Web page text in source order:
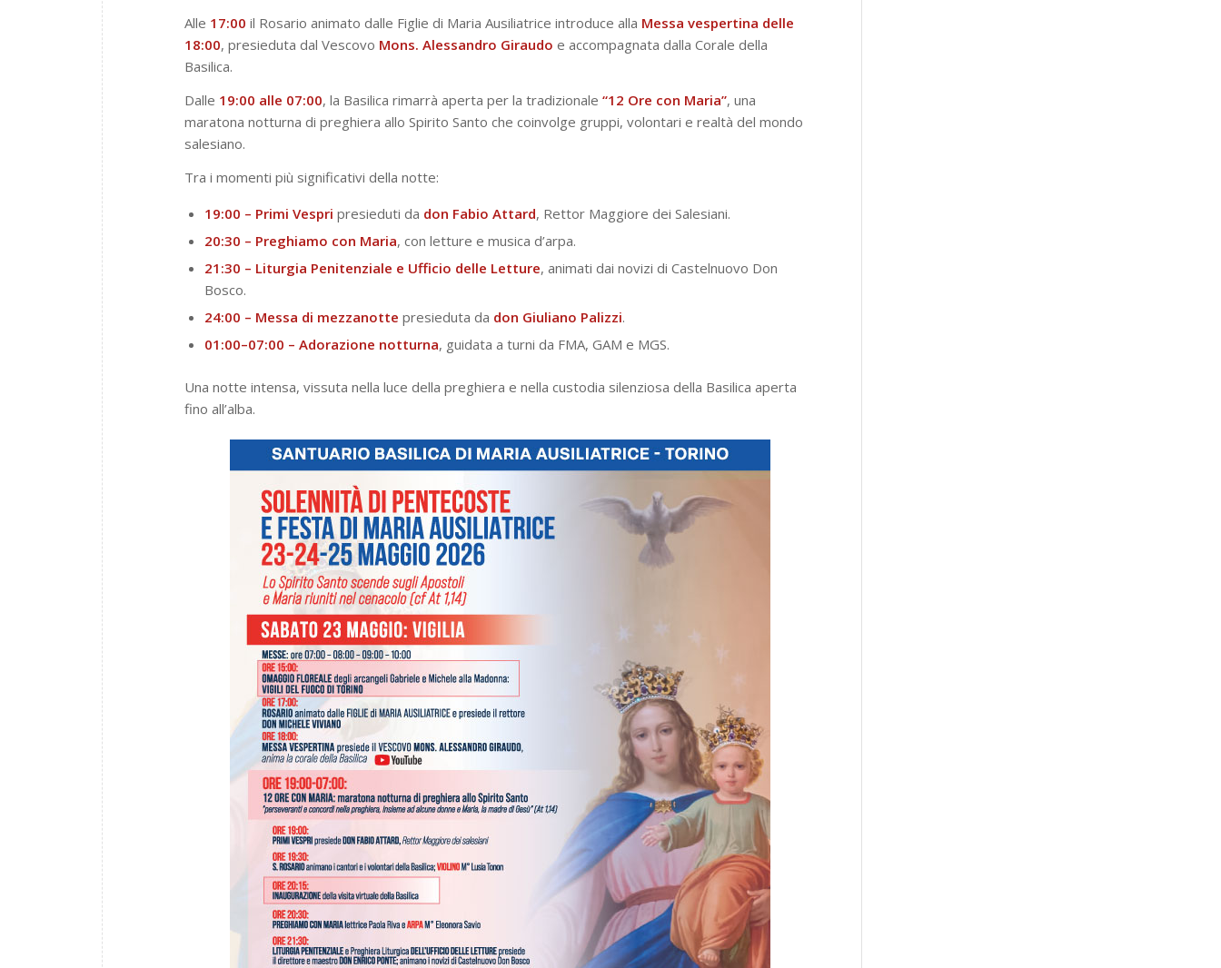
Alle 17:00 il Rosario animato dalle Figlie di Maria Ausiliatrice introduce alla Messa vespertina delle
18:00, presieduta dal Vescovo Mons. Alessandro Giraudo e accompagnata dalla Corale della
Basilica.
Dalle 19:00 alle 07:00, la Basilica rimarrà aperta per la tradizionale “12 Ore con Maria”, una
maratona notturna di preghiera allo Spirito Santo che coinvolge gruppi, volontari e realtà del mondo
salesiano.
Tra i momenti più significativi della notte:
19:00 – Primi Vespri presieduti da don Fabio Attard, Rettor Maggiore dei Salesiani.
20:30 – Preghiamo con Maria, con letture e musica d’arpa.
21:30 – Liturgia Penitenziale e Ufficio delle Letture, animati dai novizi di Castelnuovo Don
Bosco.
24:00 – Messa di mezzanotte presieduta da don Giuliano Palizzi.
01:00–07:00 – Adorazione notturna, guidata a turni da FMA, GAM e MGS.
Una notte intensa, vissuta nella luce della preghiera e nella custodia silenziosa della Basilica aperta
fino all’alba.